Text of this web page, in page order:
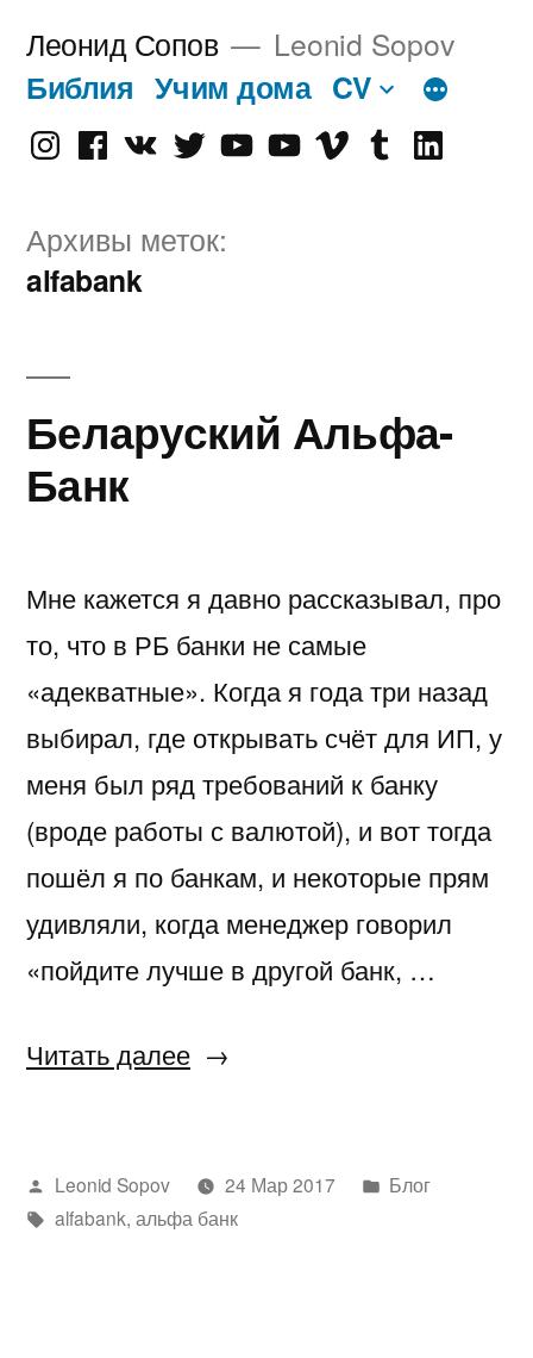
Леонид Сопов Leonid Sopov
Библия Учим дома CV
InstagramFacebook
VK TwitterYoutube
Old Vimeotumblrlinkedin
Архивы меток:
alfabank
Беларуский Альфа-
Банк
Мне кажется я давно рассказывал, про
то, что в РБ банки не самые
«адекватные». Когда я года три назад
выбирал, где открывать счёт для ИП, у
меня был ряд требований к банку
(вроде работы с валютой), и вот тогда
пошёл я по банкам, и некоторые прям
удивляли, когда менеджер говорил
«пойдите лучше в другой банк, …
Читать далее«Беларуский
Написано
автором
Leonid Sopov 24 Мар 2017
Написано
Блог
Метки:
alfabank, альфа банк